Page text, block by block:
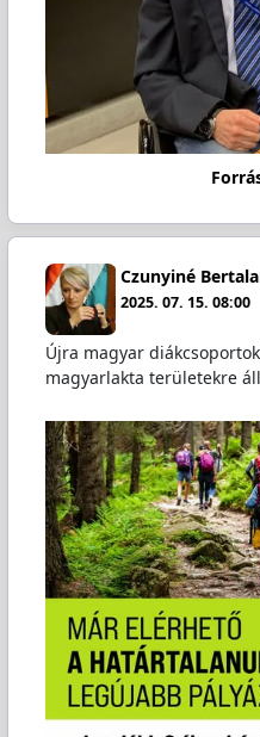
Czunyiné
2025. 07. 15. 08:00
Újra magyar
magyarlakta területekre